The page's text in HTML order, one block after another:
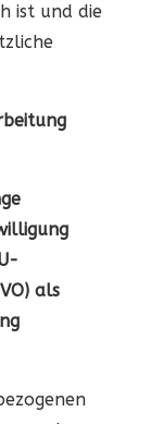
ist und die
als